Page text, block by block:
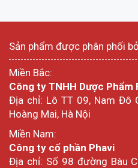
Sản phẩm được phân phối
Miền Bắc:
Công ty TNHH Dược Phẩm
Địa chỉ: Lô TT 09, Nam Đô
Hoàng Mai, Hà Nội
Miền Nam:
Công ty cổ phần Phavi
Địa chỉ: Số 98 đường Bàu